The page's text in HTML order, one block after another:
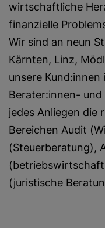
wirtschaftliche
finanzielle
Wir sind an neun
Kärnten, Linz,
unsere Kund:innen
Berater:innen-
jedes Anliegen die
Bereichen Audit
(Steuerberatung),
(juristische